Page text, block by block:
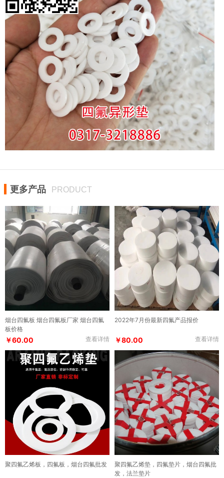
更多产品 PRODUCT
烟台四氟板 烟台四氟板厂家 烟台四氟
板价格
￥60.00 查看详情
2022年7月份最新四氟产品报价
￥80.00 查看详情
聚四氟乙烯板，四氟板，烟台四氟批发
聚四氟乙烯垫，四氟垫片，烟台四氟批
发，法兰垫片